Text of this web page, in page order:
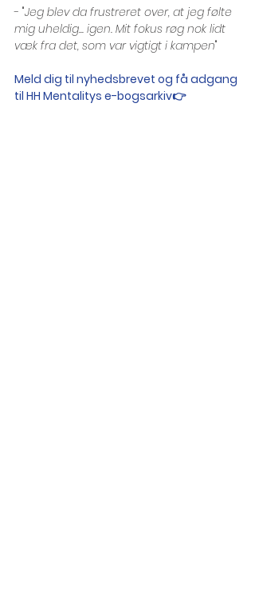
- "Jeg blev da frustreret over, at jeg følte
mig uheldig... igen. Mit fokus røg nok lidt
væk fra det, som var vigtigt i kampen"
Meld dig til nyhedsbrevet og få adgang
til HH Mentalitys e-bogsarkiv👉